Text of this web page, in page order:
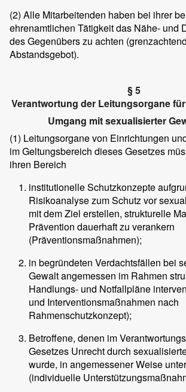
(2) Alle Mitarbeitenden haben bei ihrer
ehrenamtlichen Tätigkeit das Nähe- und
des Gegenübers zu achten
Abstandsgebot).
§ 5
Verantwortung der Leitungsorgane
Umgang mit sexualisierter
(1) Leitungsorgane von Einrichtungen
im Geltungsbereich dieses Gesetzes
ihren Bereich
institutionelle Schutzkonzepte
Risikoanalyse zum Schutz vor
mit dem Ziel erstellen, strukturelle
Prävention dauerhaft zu verankern
(Präventionsmaßnahmen);
in begründeten Verdachtsfällen bei
Gewalt angemessen im Rahmen
Handlungs- und Notfallpläne
und Interventionsmaßnahmen nach
Rahmenschutzkonzept);
Betroffene, denen im
Gesetzes Unrecht durch
wurde, in angemessener Weise
(individuelle